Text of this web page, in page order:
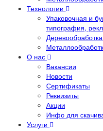
Технологии
Упаковочная и
типография,
О нас
Вакансии
Новости
Сертификаты
Реквизиты
Акции
Инфо для
Услуги